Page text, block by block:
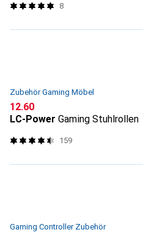
8
Zubehör Gaming Möbel
CHF
12.60
LC-Power Gaming Stuhlrollen
159
Gaming Controller Zubehör